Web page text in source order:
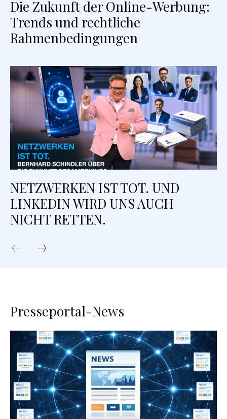
Die Zukunft der Online-Werbung:
Trends und rechtliche
Rahmenbedingungen
NETZWERKEN IST TOT. UND
LINKEDIN WIRD UNS AUCH
NICHT RETTEN.
Presseportal-News